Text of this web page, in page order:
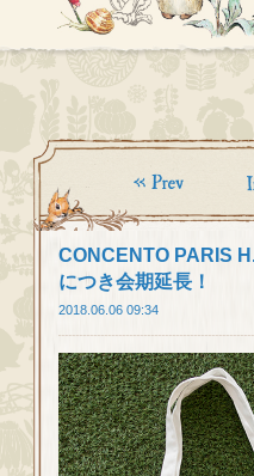
CONCENTO PARIS
につき会期延長！
2018.06.06 09:34